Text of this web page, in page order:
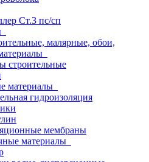
Ст.3 пс/сп
малярные, обои,
строительные
материалы
гидроизоляция
мембраны
материалы